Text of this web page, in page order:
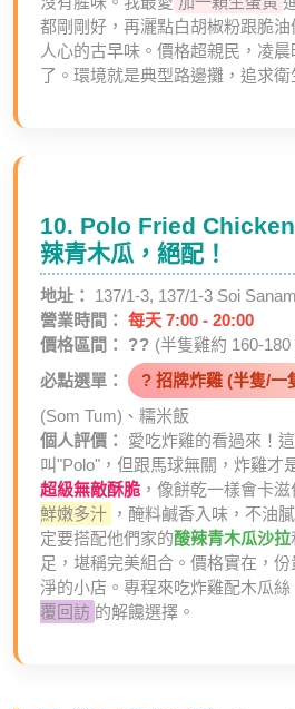
都剛剛好，再灑點白胡椒粉跟脆
人心的古早味。價格超親民，凌
了。環境就是典型路邊攤，追求衛
10. Polo Fried
辣青木瓜，絕配！
地址：
137/1-3, 137/1-3 Soi
營業時間： 每天 7:00 - 20:00
價格區間：
?? (半隻雞約 160-180
必點選單：
? 招牌炸雞 (半隻/一
(Som Tum)、糯米飯
個人評價：
愛吃炸雞的看過來！
叫"Polo"，但跟馬球無關，炸雞才
超級無敵酥脆 ，像餅乾一樣會卡
鮮嫩多汁 ，醃料鹹香入味，不油
定要搭配他們家的酸辣青木瓜沙拉
足，堪稱完美組合。價格實在，
淨的小店。專程來吃炸雞配木瓜
覆回訪 的解饞選擇。